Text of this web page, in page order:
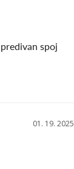
spoj
01. 19. 2025